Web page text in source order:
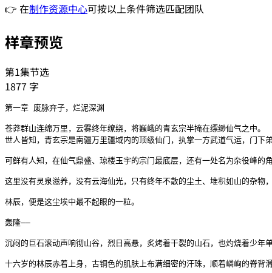
👉 在制作资源中心可按以上条件筛选匹配团队
样章预览
第1集节选
1877 字
第一章 废脉弃子，烂泥深渊
苍莽群山连绵万里，云雾终年缭绕，将巍峨的青玄宗半掩在缥缈仙气之中。
世人皆知，青玄宗是南疆万里疆域内的顶级仙门，执掌一方武道气运，门
可鲜有人知，在仙气鼎盛、琼楼玉宇的宗门最底层，还有一处名为杂役峰的
这里没有灵泉滋养，没有云海仙光，只有终年不散的尘土、堆积如山的杂物
林辰，便是这尘埃中最不起眼的一粒。
轰隆——
沉闷的巨石滚动声响彻山谷，烈日高悬，炙烤着干裂的山石，也灼烧着少年
十六岁的林辰赤着上身，古铜色的肌肤上布满细密的汗珠，顺着嶙峋的脊